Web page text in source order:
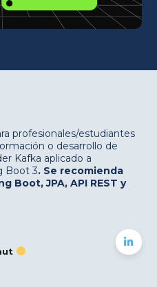
profesionales/estudiantes
o desarrollo de
Kafka aplicado a
Boot 3. Se recomienda
Boot, JPA, API REST y